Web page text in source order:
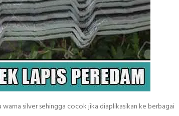
silver sehingga cocok jika diaplikasikan ke berbagai